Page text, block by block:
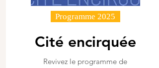
Programme 2025
Cité encirquée
Revivez le programme de